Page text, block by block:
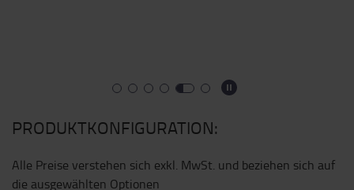
PRODUKTKONFIGURATION:
Alle Preise verstehen sich exkl. MwSt. und beziehen sich auf
die ausgewählten Optionen